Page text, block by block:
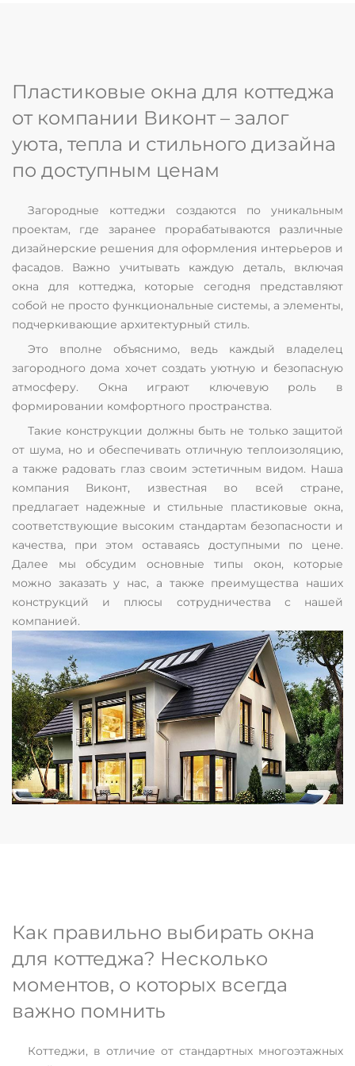
Пластиковые окна для коттеджа
от компании Виконт – залог
уюта, тепла и стильного дизайна
по доступным ценам
Загородные коттеджи создаются по уникальным
проектам, где заранее прорабатываются различные
дизайнерские решения для оформления интерьеров и
фасадов. Важно учитывать каждую деталь, включая
окна для коттеджа, которые сегодня представляют
собой не просто функциональные системы, а элементы,
подчеркивающие архитектурный стиль.
Это вполне объяснимо, ведь каждый владелец
загородного дома хочет создать уютную и безопасную
атмосферу. Окна играют ключевую роль в
формировании комфортного пространства.
Такие конструкции должны быть не только защитой
от шума, но и обеспечивать отличную теплоизоляцию,
а также радовать глаз своим эстетичным видом. Наша
компания Виконт, известная во всей стране,
предлагает надежные и стильные пластиковые окна,
соответствующие высоким стандартам безопасности и
качества, при этом оставаясь доступными по цене.
Далее мы обсудим основные типы окон, которые
можно заказать у нас, а также преимущества наших
конструкций и плюсы сотрудничества с нашей
компанией.
Как правильно выбирать окна
для коттеджа? Несколько
моментов, о которых всегда
важно помнить
Коттеджи, в отличие от стандартных многоэтажных